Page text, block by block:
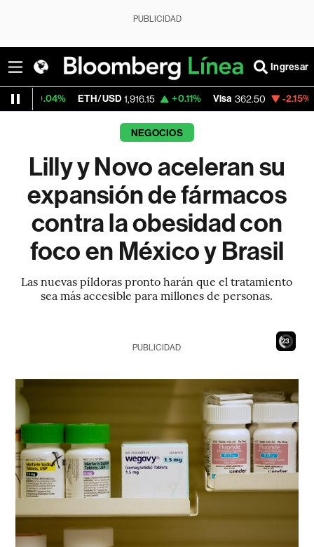
PUBLICIDAD
Ingresar
ETH/USD 1,916.15 +0.11% Visa 362.50 -2.15% MercadoLibre
NEGOCIOS
Lilly y Novo aceleran su
expansión de fármacos
contra la obesidad con
foco en México y Brasil
Las nuevas píldoras pronto harán que el tratamiento
sea más accesible para millones de personas.
21
PUBLICIDAD